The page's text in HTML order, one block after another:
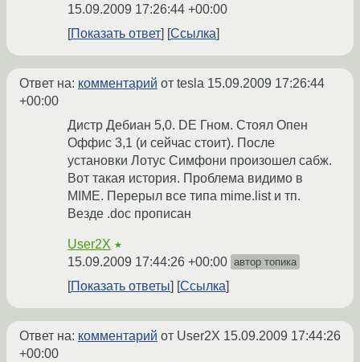
15.09.2009 17:26:44 +00:00
Показать ответ
Ссылка
Ответ на: комментарий от tesla 15.09.2009 17:26:44
+00:00
Дистр Дебиан 5,0. DE Гном. Стоял Опен
Оффис 3,1 (и сейчас стоит). После
установки Лотус Симфони произошел сабж.
Вот такая история. Проблема видимо в
MIME. Перерыл все типа mime.list и тп.
Везде .doc прописан
User2X ★
15.09.2009 17:44:26 +00:00 автор топика
Показать ответы Ссылка
Ответ на: комментарий от User2X 15.09.2009 17:44:26
+00:00